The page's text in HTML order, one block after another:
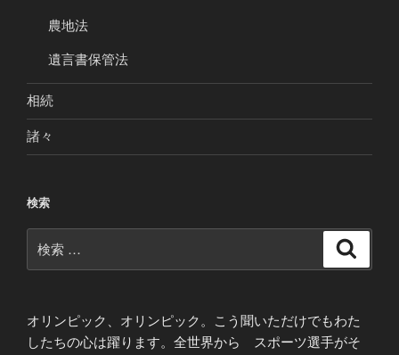
農地法
遺言書保管法
相続
諸々
検索
索:
オリンピック、オリンピック。こう聞いただけでもわた
したちの心は躍ります。全世界から スポーツ選手がそ